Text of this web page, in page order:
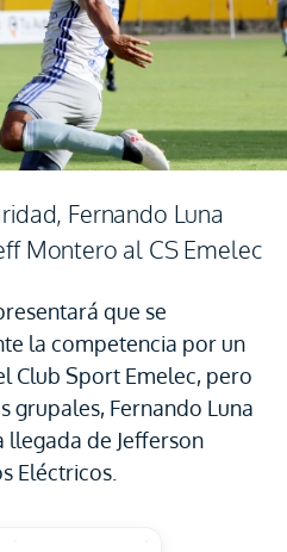
Fernando Luna
Montero al CS Emelec
que se
la competencia por un
Club Sport Emelec, pero
grupales, Fernando Luna
de Jefferson
Eléctricos.